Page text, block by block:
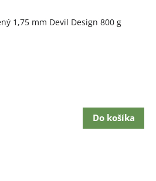
1,75 mm Devil Design 800 g
Do košíka